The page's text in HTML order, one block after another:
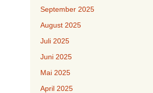
September 2025
August 2025
Juli 2025
Juni 2025
Mai 2025
April 2025